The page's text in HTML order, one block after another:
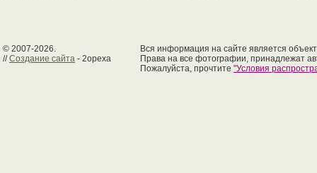
© 2007-2026.
//Создание сайта - 2opexa
Вся информация на сайте является
Права на все фотографии, принадлежат
Пожалуйста, прочтите "Условия